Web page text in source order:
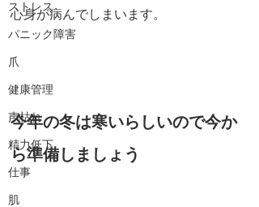
ストレス
パニック障害
爪
健康管理
声枯れ
精力低下
仕事
肌
心身が病んでしまいます。
今年の冬は寒いらしいので今か
ら準備しましょう